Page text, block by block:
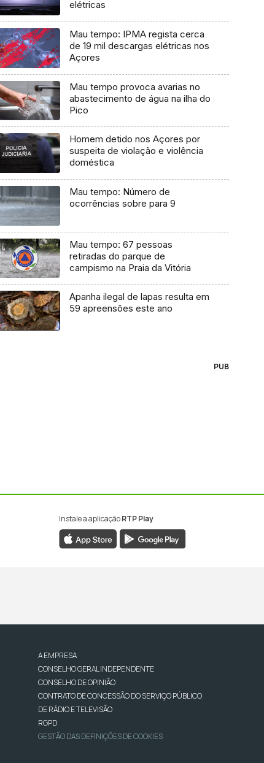
elétricas
Mau tempo: IPMA regista cerca
de 19 mil descargas elétricas nos
Açores
Mau tempo provoca avarias no
abastecimento de água na ilha do
Pico
Homem detido nos Açores por
suspeita de violação e violência
doméstica
Mau tempo: Número de
ocorrências sobre para 9
Mau tempo: 67 pessoas
retiradas do parque de
campismo na Praia da Vitória
Apanha ilegal de lapas resulta em
59 apreensões este ano
PUB
Instale a aplicaçãoRTP Play
A EMPRESA
CONSELHO GERAL INDEPENDENTE
CONSELHO DE OPINIÃO
CONTRATO DE CONCESSÃO DO SERVIÇO PÚBLICO
DE RÁDIO E TELEVISÃO
RGPD
GESTÃO DAS DEFINIÇÕES DE COOKIES